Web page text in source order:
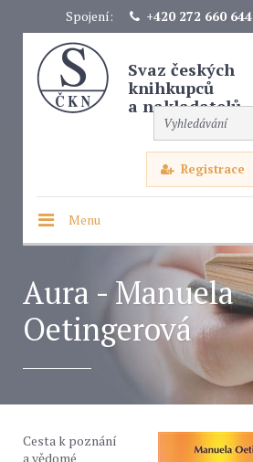
Spojení: +420 272 660 644
Svaz českých
knihkupců
a nakladatelů
Registrace
Menu
Aura - Manuela
Oetingerová
Cesta k poznání
a vědomé